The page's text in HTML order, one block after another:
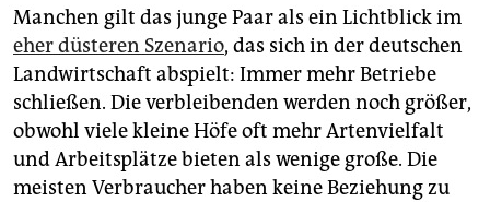
Manchen gilt das junge Paar als ein Lichtblick im
eher düsteren Szenario, das sich in der deutschen
Landwirtschaft abspielt: Immer mehr Betriebe
schließen. Die verbleibenden werden noch größer,
obwohl viele kleine Höfe oft mehr Artenvielfalt
und Arbeitsplätze bieten als wenige große. Die
meisten Verbraucher haben keine Beziehung zu